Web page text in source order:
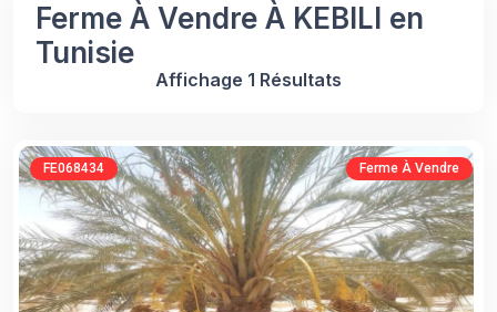
Ferme À Vendre À KEBILI en
Tunisie
Affichage 1 Résultats
FE068434 Ferme À Vendre